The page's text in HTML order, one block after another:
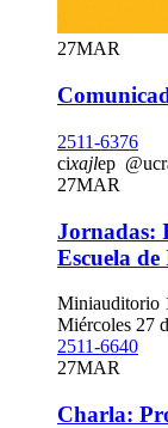
27MAR
2511-6376
cixajlep @ucr
27MAR
Jornadas:
Escuela
Miniauditorio
Miércoles 27
2511-6640
27MAR
Charla: